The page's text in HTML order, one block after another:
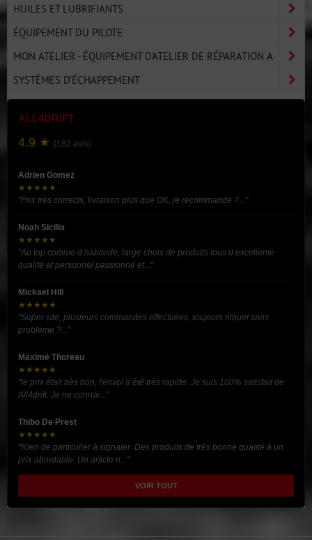
HUILES ET LUBRIFIANTS
ÉQUIPEMENT DU PILOTE
MON ATELIER - ÉQUIPEMENT D'ATELIER DE RÉPARATION A
SYSTÈMES D'ÉCHAPPEMENT
ALL4DRIFT
4.9 ★ (182 avis)
Adrien Gomez
★★★★★
"Prix très corrects, livraison plus que OK, je recommande ?..."
Noah Sicilia
★★★★★
"Au top comme d habitude, large choix de produits tous d excellente
qualité et personnel passionné et..."
Mickael Hill
★★★★★
"Super site, plusieurs commandes effectuées, toujours niquel sans
problème ?..."
Maxime Thoreau
★★★★★
"le prix était très bon, l'envoi a été très rapide. Je suis 100% satisfait de
All4drift. Je ne connai..."
Thibo De Prest
★★★★★
"Rien de particulier à signaler. Des produits de très bonne qualité à un
prix abordable. Un article n..."
VOIR TOUT